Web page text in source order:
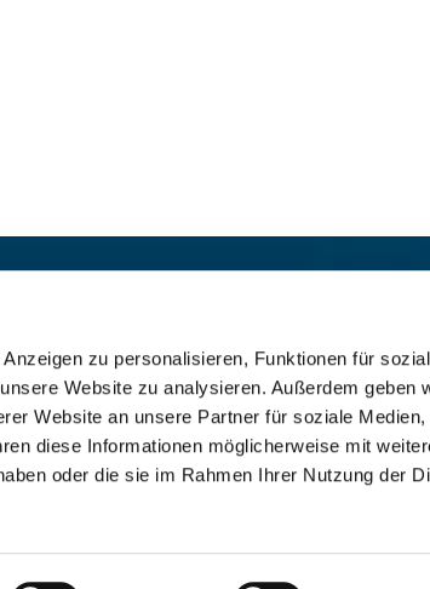
zu personalisieren, Funktionen für
Website zu analysieren. Außerdem geben
Website an unsere Partner für soziale Medien,
diese Informationen möglicherweise mit
oder die sie im Rahmen Ihrer Nutzung der
 Heilig Kreuz:
Mo-So 8-18 Uhr